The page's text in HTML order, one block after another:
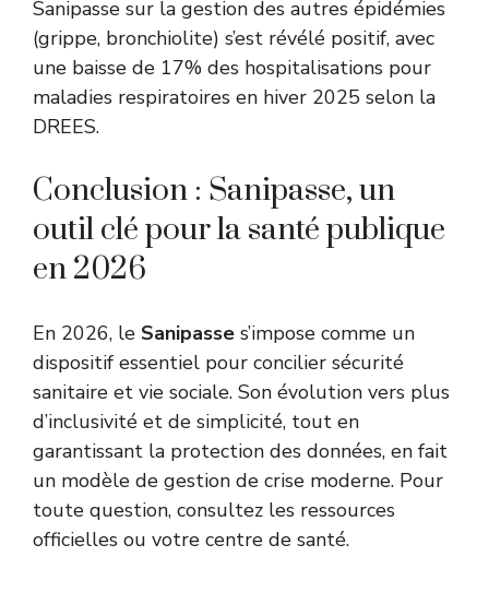
Sanipasse sur la gestion des autres épidémies
(grippe, bronchiolite) s’est révélé positif, avec
une baisse de 17% des hospitalisations pour
maladies respiratoires en hiver 2025 selon la
DREES.
Conclusion : Sanipasse, un
outil clé pour la santé publique
en 2026
En 2026, le Sanipasse s’impose comme un
dispositif essentiel pour concilier sécurité
sanitaire et vie sociale. Son évolution vers plus
d’inclusivité et de simplicité, tout en
garantissant la protection des données, en fait
un modèle de gestion de crise moderne. Pour
toute question, consultez les ressources
officielles ou votre centre de santé.